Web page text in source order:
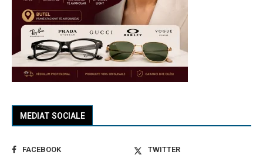
MEDIAT SOCIALE
FACEBOOK
TWITTER